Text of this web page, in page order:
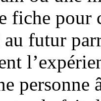
fiche pour
futur
personne